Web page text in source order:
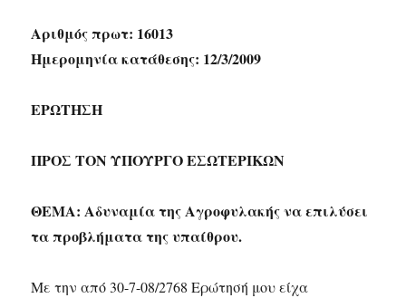
Αριθμός πρωτ: 16013
Ημερομηνία κατάθεσης: 12/3/2009
ΕΡΩΤΗΣΗ
ΠΡΟΣ ΤΟΝ ΥΠΟΥΡΓΟ ΕΣΩΤΕΡΙΚΩΝ
ΘΕΜΑ: Αδυναμία της Αγροφυλακής να επιλύσει
τα προβλήματα της υπαίθρου.
Με την από 30-7-08/2768 Ερώτησή μου είχα